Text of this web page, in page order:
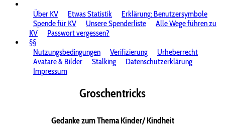
Über KV
Etwas Statistik
Erklärung: Benutzersymbole
Spende für KV
Unsere Spenderliste
Alle Wege führen zu
KV
Passwort vergessen?
§§
Nutzungsbedingungen
Verifizierung
Urheberrecht
Avatare & Bilder
Stalking
Datenschutzerklärung
Impressum
Groschentricks
Gedanke zum Thema Kinder/ Kindheit